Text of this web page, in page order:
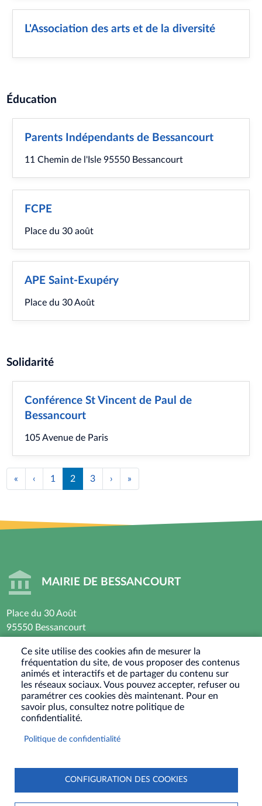
L'Association des arts et de la diversité
Éducation
Parents Indépendants de Bessancourt
11 Chemin de l'Isle 95550 Bessancourt
FCPE
Place du 30 août
APE Saint-Exupéry
Place du 30 Août
Solidarité
Conférence St Vincent de Paul de
Bessancourt
105 Avenue de Paris
Pagination
« Première
page
‹ Page
précédente
1 2 3 › Page
suivante
»
page
MAIRIE DE BESSANCOURT
Place du 30 Août
95550 Bessancourt
Horaires d’ouverture : Lundi - Mardi - Mercredi -
Vendredi
8h30 - 12h / 13h30-17h30
Jeudi : Fermé le matin - 13h30-17h30
9h30-12h
SOCIAUX
PIED
Ce site utilise des cookies afin de mesurer la
fréquentation du site, de vous proposer des contenus
animés et interactifs et de partager du contenu sur
les réseaux sociaux. Vous pouvez accepter, refuser ou
paramétrer ces cookies dès maintenant. Pour en
savoir plus, consultez notre politique de
confidentialité.
Politique de confidentialité
CONFIGURATION DES COOKIES